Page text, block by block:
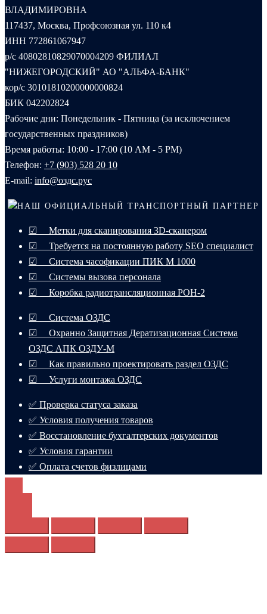
ВЛАДИМИРОВНА
117437, Москва, Профсоюзная ул. 110 к4
ИНН 772861067947
р/с 40802810829070004209 ФИЛИАЛ
"НИЖЕГОРОДСКИЙ" АО "АЛЬФА-БАНК"
кор/с 30101810200000000824
БИК 042202824
Рабочие дни: Понедельник - Пятница (за исключением
государственных праздников)
Время работы: 10:00 - 17:00 (10 AM - 5 PM)
Телефон: +7 (903) 528 20 10‬
E-mail: info@оздс.рус
НАШ ОФИЦИАЛЬНЫЙ ТРАНСПОРТНЫЙ ПАРТНЕР
☑ Метки для сканирования 3D-сканером
☑ Требуется на постоянную работу SEO специалист
☑ Система часофикации ПИК М 1000
☑ Системы вызова персонала
☑ Коробка радиотрансляционная РОН-2
☑ Система ОЗДС
☑ Охранно Защитная Дератизационная Система
ОЗДС АПК ОЗДУ-М
☑ Как правильно проектировать раздел ОЗДС
☑ Услуги монтажа ОЗДС
✅ Проверка статуса заказа
✅ Условия получения товаров
✅ Восстановление бухгалтерских документов
✅ Условия гарантии
✅ Оплата счетов физлицами